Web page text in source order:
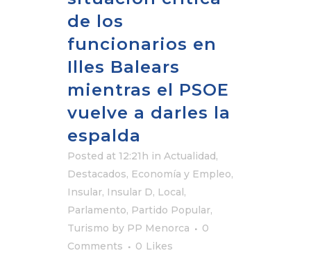
de los
funcionarios en
Illes Balears
mientras el PSOE
vuelve a darles la
espalda
Posted at 12:21h in Actualidad,
Destacados, Economía y Empleo,
Insular, Insular D, Local,
Parlamento, Partido Popular,
Turismo by PP Menorca
0
Comments
0 Likes